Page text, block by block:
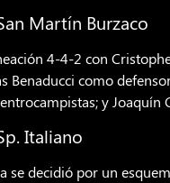
Martín Burzaco
4-4-2 con
Benaducci como
y Joaquín
Italiano
se decidió por un